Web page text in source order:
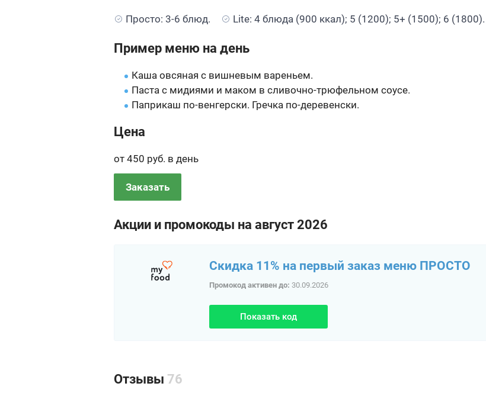
Просто: 3-6 блюд. Lite: 4 блюда (900 ккал); 5 (1200); 5+ (1500); 6 (1800).
Пример меню на день
Каша овсяная с вишневым вареньем.
Паста с мидиями и маком в сливочно-трюфельном соусе.
Паприкаш по-венгерски. Гречка по-деревенски.
Цена
от 450 руб. в день
Заказать
Акции и промокоды на август 2026
Скидка 11% на первый заказ меню ПРОСТО
Промокод активен до: 30.09.2026
Показать код
Отзывы 76